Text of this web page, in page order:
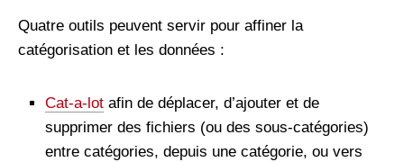
Quatre outils peuvent servir pour affiner la
catégorisation et les données :
Cat-a-lot afin de déplacer, d’ajouter et de
supprimer des fichiers (ou des sous-catégories)
entre catégories, depuis une catégorie, ou vers